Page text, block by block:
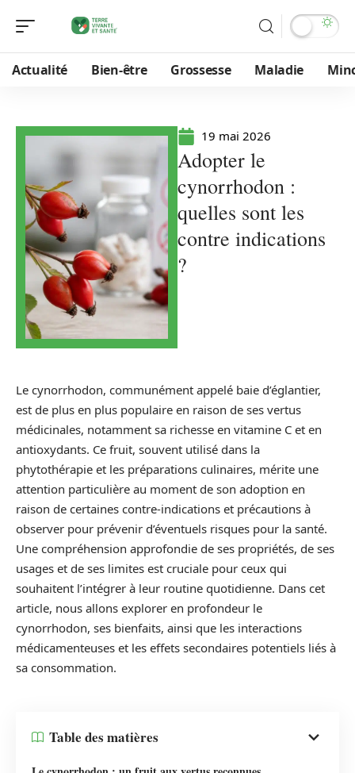
Actualité Bien-être Grossesse Maladie
19 mai 2026
Adopter le
cynorrhodon :
quelles sont les
contre indications
?
Le cynorrhodon, communément appelé baie d’églantier,
est de plus en plus populaire en raison de ses vertus
médicinales, notamment sa richesse en vitamine C et en
antioxydants. Ce fruit, souvent utilisé dans la
phytothérapie et les préparations culinaires, mérite une
attention particulière au moment de son adoption en
raison de certaines contre-indications et précautions à
observer pour prévenir d’éventuels risques pour la santé.
Une compréhension approfondie de ses propriétés, de ses
usages et de ses limites est cruciale pour ceux qui
souhaitent l’intégrer à leur routine quotidienne. Dans cet
article, nous allons explorer en profondeur le
cynorrhodon, ses bienfaits, ainsi que les interactions
médicamenteuses et les effets secondaires potentiels liés à
sa consommation.
Table des matières